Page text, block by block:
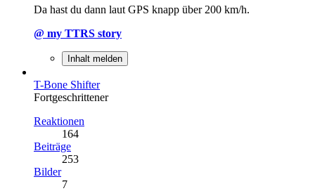
Da hast du dann laut GPS knapp über 200 km/h.
@ my TTRS story
Inhalt melden
T-Bone Shifter
Fortgeschrittener
Reaktionen
164
Beiträge
253
Bilder
7